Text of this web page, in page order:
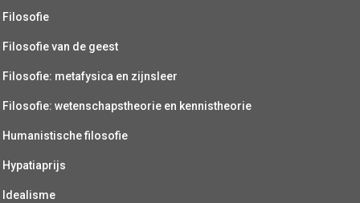
Filosofie
Filosofie van de geest
Filosofie: metafysica en zijnsleer
Filosofie: wetenschapstheorie en kennistheorie
Humanistische filosofie
Hypatiaprijs
Idealisme